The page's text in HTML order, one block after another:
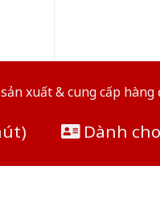
xuất & cung cấp hàng
Dành